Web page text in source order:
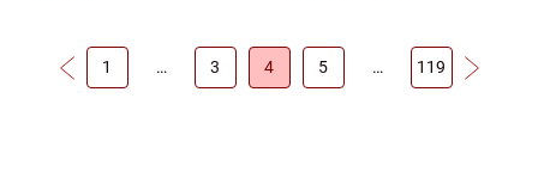
1 … 3 4 5 … 119